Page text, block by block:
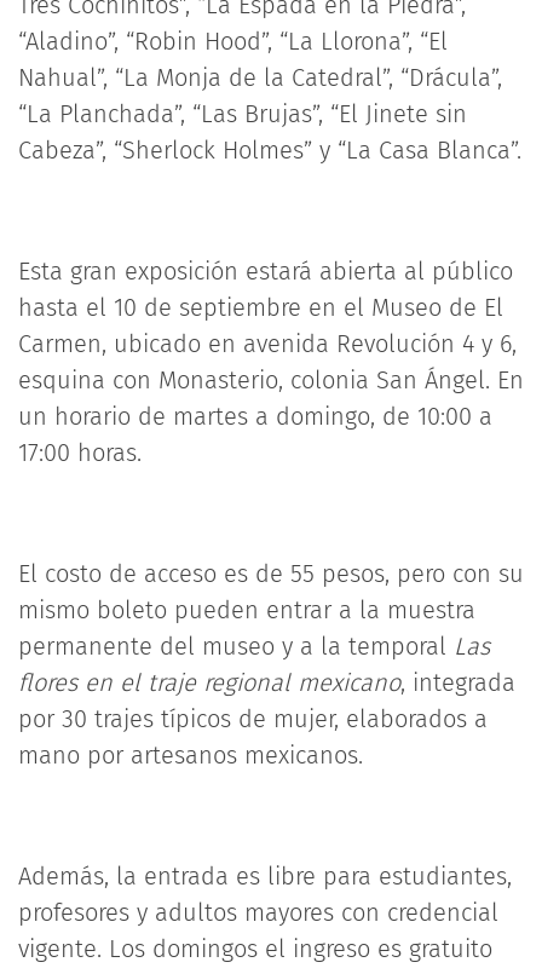
“Aladino”, “Robin Hood”, “La Llorona”, “El
Nahual”, “La Monja de la Catedral”, “Drácula”,
“La Planchada”, “Las Brujas”, “El Jinete sin
Cabeza”, “Sherlock Holmes” y “La Casa Blanca”.
Esta gran exposición estará abierta al público
hasta el 10 de septiembre en el Museo de El
Carmen, ubicado en avenida Revolución 4 y 6,
esquina con Monasterio, colonia San Ángel. En
un horario de martes a domingo, de 10:00 a
17:00 horas.
El costo de acceso es de 55 pesos, pero con su
mismo boleto pueden entrar a la muestra
permanente del museo y a la temporal Las
flores en el traje regional mexicano, integrada
por 30 trajes típicos de mujer, elaborados a
mano por artesanos mexicanos.
Además, la entrada es libre para estudiantes,
profesores y adultos mayores con credencial
vigente. Los domingos el ingreso es gratuito